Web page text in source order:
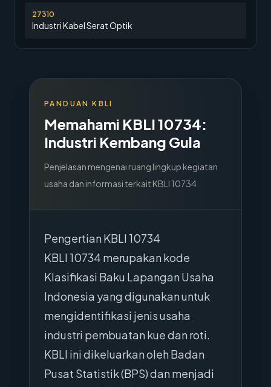
27310
Industri Kabel Serat Optik
PANDUAN KBLI
Memahami KBLI10734:
Industri Kembang Gula
Penjelasan mengenai ruang lingkup kegiatan
usaha dan informasi terkait KBLI 10734
Pengertian KBLI 10734
KBLI 10734 merupakan kode
Klasifikasi Baku Lapangan Usaha
Indonesia yang digunakan untuk
mengidentifikasi jenis usaha
industri pembuatan kue dan roti.
KBLI ini dikeluarkan oleh Badan
Pusat Statistik (BPS) dan menjadi